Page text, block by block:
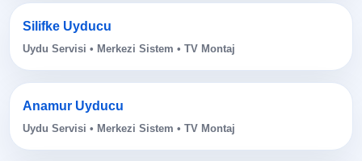
Silifke Uyducu
Uydu Servisi • Merkezi Sistem • TV Montaj
Anamur Uyducu
Uydu Servisi • Merkezi Sistem • TV Montaj